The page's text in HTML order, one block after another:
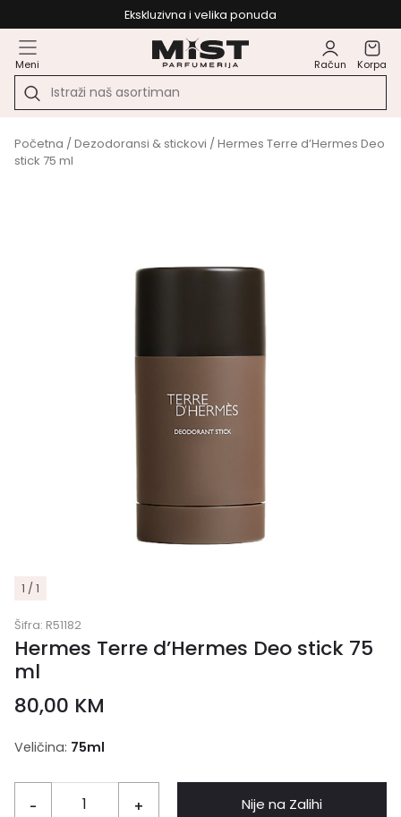
Ekskluzivna i velika ponuda
Meni Račun Korpa
Početna /Dezodoransi & stickovi / Hermes Terre d’Hermes Deo
stick 75 ml
1 / 1
Šifra: R51182
Hermes Terre d’Hermes Deo stick 75
ml
80,00 KM
Veličina: 75ml
- + Nije na Zalihi